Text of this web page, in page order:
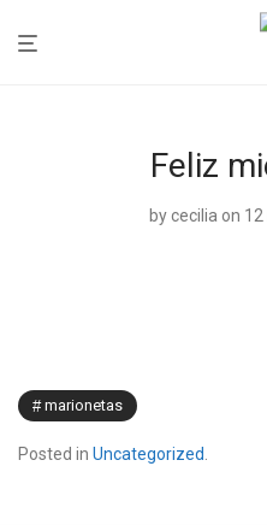
Feliz
bycecilia on
marionetas
Posted in Uncategorized